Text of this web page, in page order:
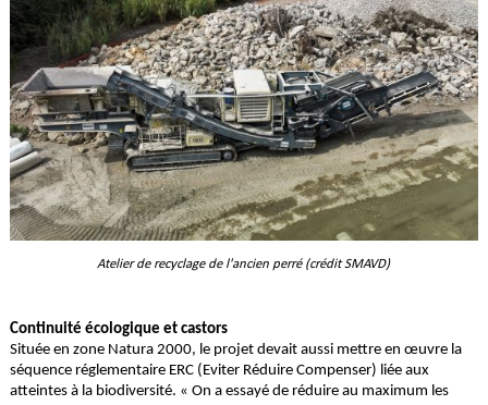
Atelier de recyclage de l'ancien perré (crédit SMAVD)
Continuité écologique et castors
Située en zone Natura 2000, le projet devait aussi mettre en œuvre la
séquence réglementaire ERC (Eviter Réduire Compenser) liée aux
atteintes à la biodiversité. « On a essayé de réduire au maximum les